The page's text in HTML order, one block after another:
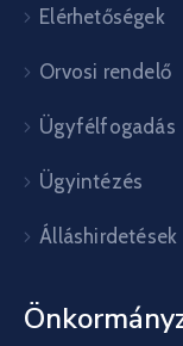
Elérhetőségek
Orvosi rendelő
Ügyfélfogadás
Ügyintézés
Álláshirdetések